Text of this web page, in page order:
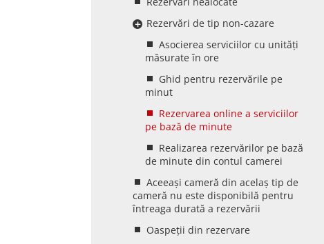
Rezervări de tip non-cazare
Asocierea serviciilor cu unități
măsurate în ore
Ghid pentru rezervările pe
minut
Rezervarea online a serviciilor
pe bază de minute
Realizarea rezervărilor pe bază
de minute din contul camerei
Aceeași cameră din acelaș tip de
cameră nu este disponibilă pentru
întreaga durată a rezervării
Oaspeții din rezervare